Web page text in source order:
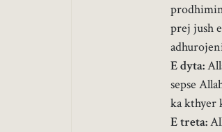
prej jush
E dyta:
sepse
ka kthyer
E treta: